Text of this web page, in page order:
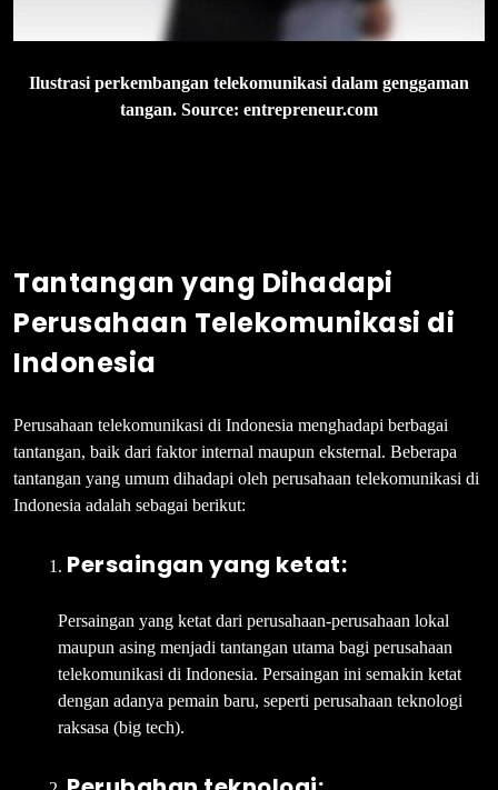
Ilustrasi perkembangan telekomunikasi dalam genggaman
tangan. Source: entrepreneur.com
Tantangan yang Dihadapi
Perusahaan Telekomunikasi di
Indonesia
Perusahaan telekomunikasi di Indonesia menghadapi berbagai
tantangan, baik dari faktor internal maupun eksternal. Beberapa
tantangan yang umum dihadapi oleh perusahaan telekomunikasi di
Indonesia adalah sebagai berikut:
Persaingan yang ketat:
Persaingan yang ketat dari perusahaan-perusahaan lokal
maupun asing menjadi tantangan utama bagi perusahaan
telekomunikasi di Indonesia. Persaingan ini semakin ketat
dengan adanya pemain baru, seperti perusahaan teknologi
raksasa (big tech).